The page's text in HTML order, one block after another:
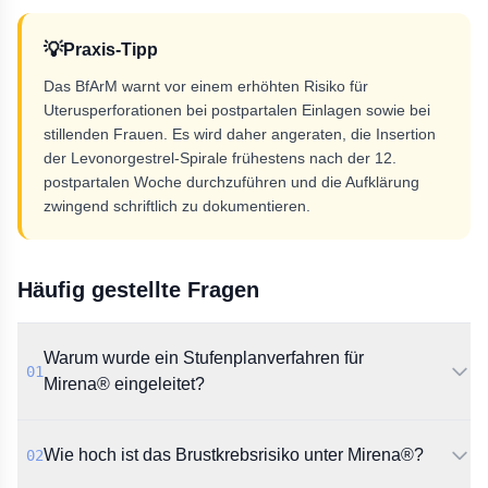
💡Praxis-Tipp
Das BfArM warnt vor einem erhöhten Risiko für
Uterusperforationen bei postpartalen Einlagen sowie bei
stillenden Frauen. Es wird daher angeraten, die Insertion
der Levonorgestrel-Spirale frühestens nach der 12.
postpartalen Woche durchzuführen und die Aufklärung
zwingend schriftlich zu dokumentieren.
Häufig gestellte Fragen
01
Warum wurde ein Stufenplanverfahren für
Mirena® eingeleitet?
Spontanberichten über unerwünschte Ereignisse.
02Wie hoch ist das Brustkrebsrisiko unter Mirena®?